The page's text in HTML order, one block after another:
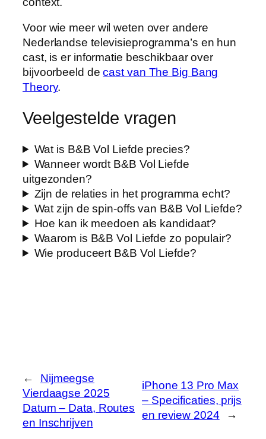
Voor wie meer wil weten over andere
Nederlandse televisieprogramma’s en hun
cast, is er informatie beschikbaar over
bijvoorbeeld decast van The Big Bang
Theory.
Veelgestelde vragen
Wat is B&B Vol Liefde precies?
Wanneer wordt B&B Vol Liefde
uitgezonden?
Zijn de relaties in het programma echt?
Wat zijn de spin-offs van B&B Vol Liefde?
Hoe kan ik meedoen als kandidaat?
Waarom is B&B Vol Liefde zo populair?
Wie produceert B&B Vol Liefde?
←
Nijmeegse
Vierdaagse 2025
Datum – Data, Routes
en Inschrijven
iPhone 13 Pro Max
– Specificaties, prijs
en review 2024
→